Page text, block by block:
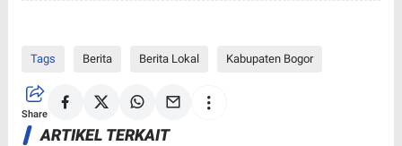
Tags Berita Berita Lokal Kabupaten Bogor
Share
ARTIKEL TERKAIT